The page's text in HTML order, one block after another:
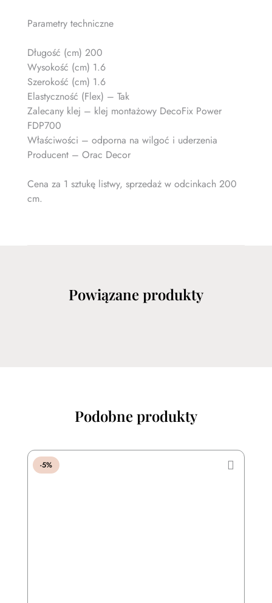
Parametry techniczne
Długość (cm) 200
Wysokość (cm) 1.6
Szerokość (cm) 1.6
Elastyczność (Flex) – Tak
Zalecany klej – klej montażowy DecoFix Power
FDP700
Właściwości – odporna na wilgoć i uderzenia
Producent – Orac Decor
Cena za 1 sztukę listwy, sprzedaż w odcinkach 200
cm.
Powiązane produkty
Podobne produkty
-5%